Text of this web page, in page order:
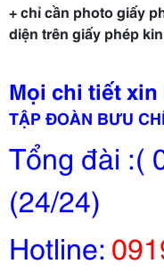
+ chỉ cần photo giấy
diện trên giấy phép
Mọi chi tiết xin
TẬP ĐOÀN BƯU
Tổng đài :(
(24/24)
Hotline: